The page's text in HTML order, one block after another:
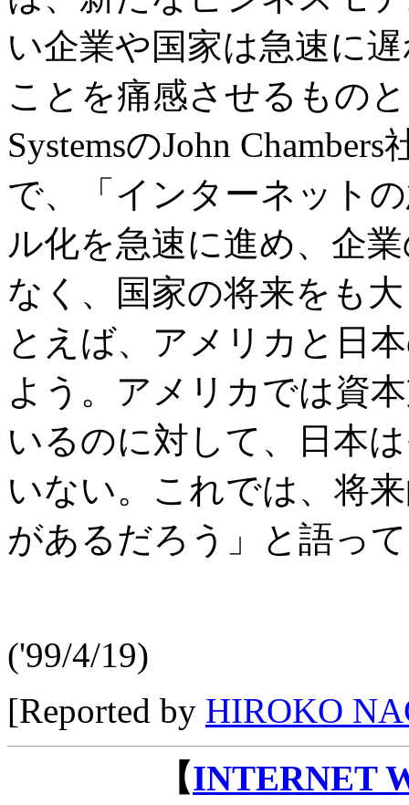
い企業や国家は急速に
ことを痛感させるもの
SystemsのJohn
で、「インターネット
ル化を急速に進め、企
なく、国家の将来をも
とえば、アメリカと日
よう。アメリカでは資
いるのに対して、日本
いない。これでは、将
があるだろう」と語っ
('99/4/19)
[Reported by HIROKO
【INTERNET